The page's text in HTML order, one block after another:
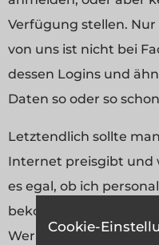
Verfügung stellen.
von uns ist nicht bei
dessen Logins und
Daten so oder so
Letztendlich sollte
Internet preisgibt und
es egal, ob ich
bekomme. Denn
Werbung gezeigt, weil
Cookie-